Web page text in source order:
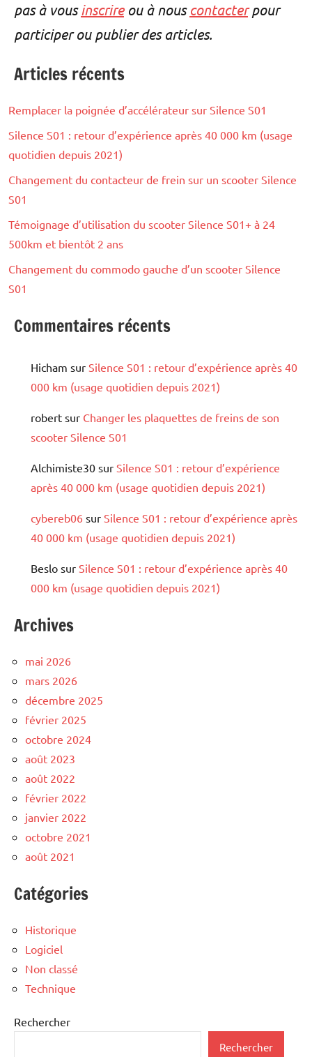
pas à vousinscrireou à nous contacterpour
participer ou publier des articles.
Articles récents
Remplacer la poignée d’accélérateur sur Silence S01
Silence S01 : retour d’expérience après 40 000 km (usage
quotidien depuis 2021)
Changement du contacteur de frein sur un scooter Silence
S01
Témoignage d’utilisation du scooter Silence S01+ à 24
500km et bientôt 2 ans
Changement du commodo gauche d’un scooter Silence
S01
Commentaires récents
Hicham sur Silence S01 : retour d’expérience après 40
000 km (usage quotidien depuis 2021)
robert sur Changer les plaquettes de freins de son
scooter Silence S01
Alchimiste30 sur Silence S01 : retour d’expérience
après 40 000 km (usage quotidien depuis 2021)
cybereb06 sur Silence S01 : retour d’expérience après
40 000 km (usage quotidien depuis 2021)
Beslo sur Silence S01 : retour d’expérience après 40
000 km (usage quotidien depuis 2021)
Archives
mai 2026
mars 2026
décembre 2025
février 2025
octobre 2024
août 2023
août 2022
février 2022
janvier 2022
octobre 2021
août 2021
Catégories
Historique
Logiciel
Non classé
Technique
Rechercher
Rechercher